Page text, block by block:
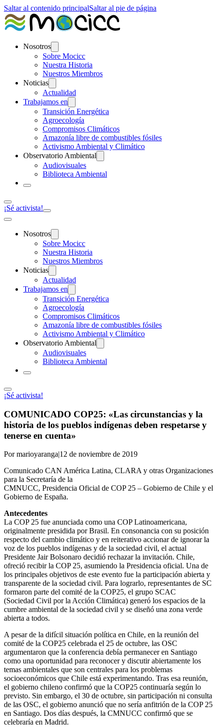
Saltar al contenido principalSaltar al pie de página
Nosotros
Sobre Mocicc
Nuestra Historia
Nuestros Miembros
Noticias
Actualidad
Trabajamos en
Transición Energética
Agroecología
Compromisos Climáticos
Amazonía libre de combustibles fósiles
Activismo Ambiental y Climático
Observatorio Ambiental
Audiovisuales
Biblioteca Ambiental
¡Sé activista!
Nosotros
Sobre Mocicc
Nuestra Historia
Nuestros Miembros
Noticias
Actualidad
Trabajamos en
Transición Energética
Agroecología
Compromisos Climáticos
Amazonía libre de combustibles fósiles
Activismo Ambiental y Climático
Observatorio Ambiental
Audiovisuales
Biblioteca Ambiental
¡Sé activista!
COMUNICADO COP25: «Las circunstancias y la
historia de los pueblos indígenas deben respetarse y
tenerse en cuenta»
Por marioyaranga|12 de noviembre de 2019
Comunicado CAN América Latina, CLARA y otras Organizaciones
para la Secretaría de la
CMNUCC, Presidencia Oficial de COP 25 – Gobierno de Chile y el
Gobierno de España.
Antecedentes
La COP 25 fue anunciada como una COP Latinoamericana,
originalmente presidida por Brasil. En consonancia con su posición
respecto del cambio climático y en reiterativo accionar de ignorar la
voz de los pueblos indígenas y de la sociedad civil, el actual
Presidente Jair Bolsonaro decidió rechazar la invitación. Chile,
ofreció recibir la COP 25, asumiendo la Presidencia oficial. Una de
los principales objetivos de este evento fue la participación abierta y
transparente de la sociedad civil. Para lograrlo, representantes de SC
formaron parte del comité de la COP25, el grupo SCAC
(Sociedad Civil por la Acción Climática) generó los espacios de la
cumbre ambiental de la sociedad civil y se diseñó una zona verde
abierta a todos.
A pesar de la difícil situación política en Chile, en la reunión del
comité de la COP25 celebrada el 25 de octubre, las OSC
argumentaron que la conferencia debía permanecer en Santiago
como una oportunidad para reconocer y discutir abiertamente los
temas ambientales que son centrales para los problemas
socioeconómicos que Chile está experimentando. Tras esa reunión,
el gobierno chileno confirmó que la COP25 continuaría según lo
previsto. Sin embargo, el 30 de octubre, sin participación ni consulta
de las OSC, el gobierno anunció que no sería anfitrión de la COP 25
en Santiago. Dos días después, la CMNUCC confirmó que se
celebraría en Madrid.